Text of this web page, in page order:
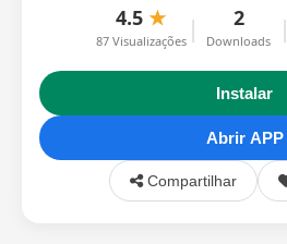
4.5 ★
87 Visualizações | 2
Downloads |
Instalar
Abrir APP
Compartilhar